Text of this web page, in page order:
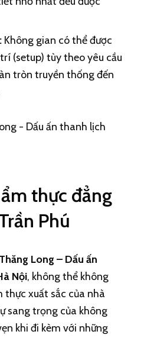
Không gian có thể được
(setup) tùy theo yêu cầu
tròn truyền thống đến
thực đẳng
Phú
Long – Dấu ấn
Nội, không thể không
thực xuất sắc của nhà
sang trọng của không
khi đi kèm với những